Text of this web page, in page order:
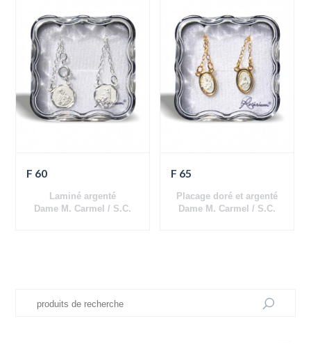
F 60
Laminé argenté
Dame M. Carmel / S.C.
F 65
Placage doré et argenté
Dame M. Carmel / S.C.